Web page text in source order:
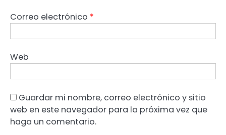
Correo electrónico *
Web
Guardar mi nombre, correo electrónico y sitio
web en este navegador para la próxima vez que
haga un comentario.